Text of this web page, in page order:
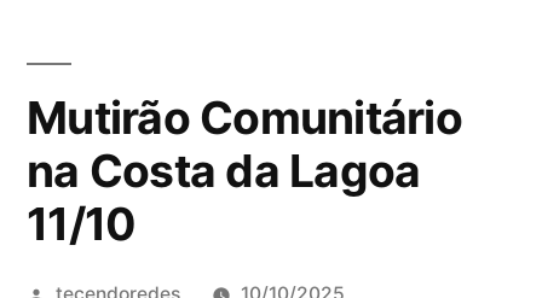
Mutirão Comunitário
na Costa da Lagoa
11/10
Publicado